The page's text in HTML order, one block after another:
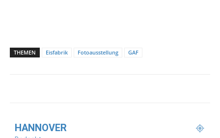
THEMEN Eisfabrik Fotoausstellung GAF
HANNOVER